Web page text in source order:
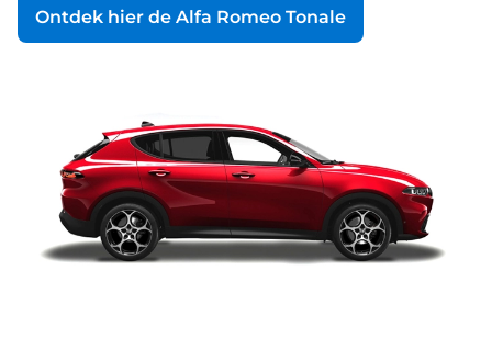
Ontdek hier de Alfa Romeo Tonale